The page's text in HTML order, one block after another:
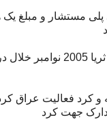
پلی مستشار و مبلغ یک
ملی کنگره با سختی به ثریا
و کرد فعالیت عراق
جهت کرد